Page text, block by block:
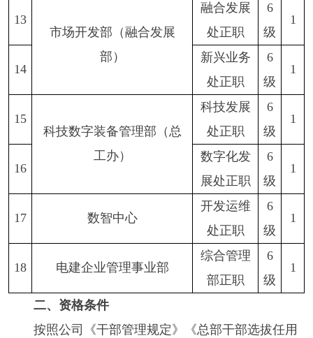
13
市场开发部（融合发展
部）
融合发展
处正职
6
级
1
14
新兴业务
处正职
6
级
1
15
科技数字装备管理部（总
工办）
科技发展
处正职
6
级
1
16
数字化发
展处正职
6
级
1
17 数智中心
开发运维
处正职
6
级
1
18 电建企业管理事业部
综合管理
部正职
6
级
1
二、资格条件
按照公司《干部管理规定》《总部干部选拔任用